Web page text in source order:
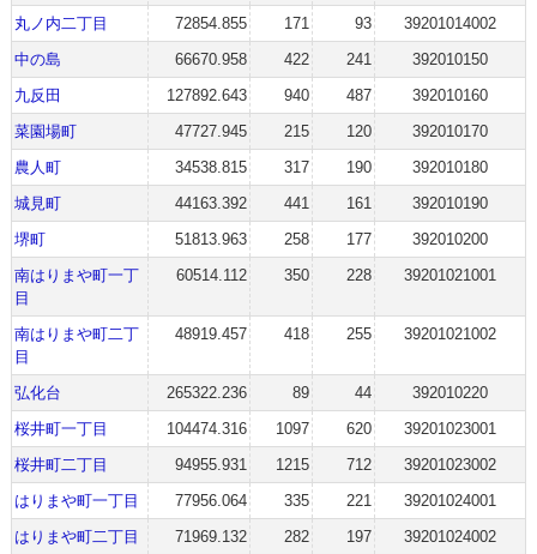
丸ノ内二丁目
72854.855 171 93
39201014002
中の島
66670.958 422 241
392010150
九反田
127892.643 940 487
392010160
菜園場町
47727.945 215 120
392010170
農人町
34538.815 317 190
392010180
城見町
44163.392 441 161
392010190
堺町
51813.963 258 177
392010200
南はりまや町一丁
目
60514.112 350 228 39201021001
南はりまや町二丁
目
48919.457 418 255 39201021002
弘化台 265322.236 89 44
392010220
桜井町一丁目
104474.316 1097 620
39201023001
桜井町二丁目
94955.931 1215 712
39201023002
はりまや町一丁目
77956.064 335 221
39201024001
はりまや町二丁目
71969.132 282 197
39201024002